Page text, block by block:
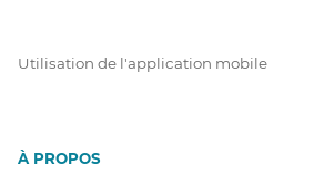
Utilisation de l'application mobile
À PROPOS